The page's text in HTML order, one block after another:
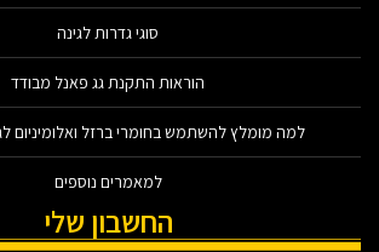
סוגי גדרות לגינה
הוראות התקנת גג פאנל מבודד
למה מומלץ להשתמש בחומרי ברזל ואלומיניום
למאמרים נוספים
החשבון שלי